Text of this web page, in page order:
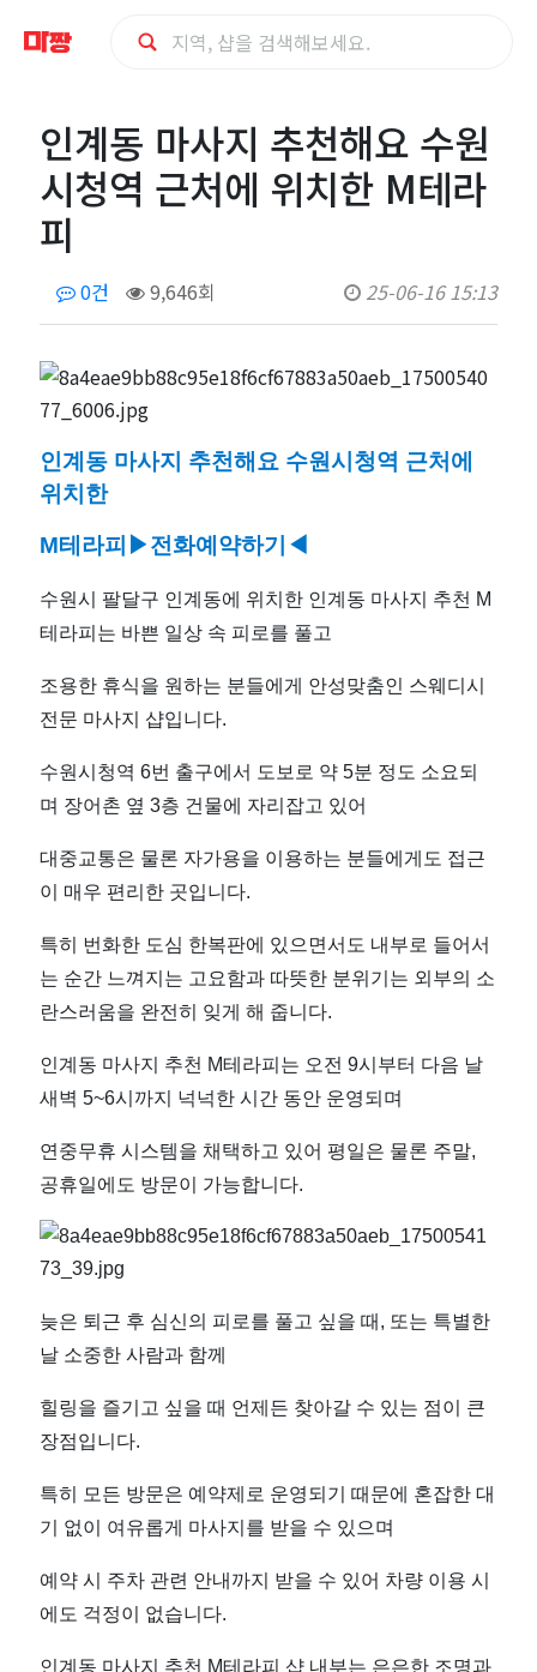
동
사
지
추
천
해
요
수
원
시
청
역
근
처
에
위
치
한
테
라
피
｜
근
인계동 마사지 추천해요 수원
시청역 근처에 위치한 M테라
피
0건 9,646회 25-06-16 15:13
인계동 마사지 추천해요 수원시청역 근처에
위치한
M테라피 ▶전화예약하기◀
수원시 팔달구 인계동에 위치한 인계동 마사지 추천 M
테라피는 바쁜 일상 속 피로를 풀고
조용한 휴식을 원하는 분들에게 안성맞춤인 스웨디시
전문 마사지 샵입니다.
수원시청역 6번 출구에서 도보로 약 5분 정도 소요되
며 장어촌 옆 3층 건물에 자리잡고 있어
대중교통은 물론 자가용을 이용하는 분들에게도 접근
이 매우 편리한 곳입니다.
특히 번화한 도심 한복판에 있으면서도 내부로 들어서
는 순간 느껴지는 고요함과 따뜻한 분위기는 외부의 소
란스러움을 완전히 잊게 해 줍니다.
인계동 마사지 추천 M테라피는 오전 9시부터 다음 날
새벽 5~6시까지 넉넉한 시간 동안 운영되며
연중무휴 시스템을 채택하고 있어 평일은 물론 주말,
공휴일에도 방문이 가능합니다.
늦은 퇴근 후 심신의 피로를 풀고 싶을 때, 또는 특별한
날 소중한 사람과 함께
힐링을 즐기고 싶을 때 언제든 찾아갈 수 있는 점이 큰
장점입니다.
특히 모든 방문은 예약제로 운영되기 때문에 혼잡한 대
기 없이 여유롭게 마사지를 받을 수 있으며
예약 시 주차 관련 안내까지 받을 수 있어 차량 이용 시
에도 걱정이 없습니다.
인계동 마사지 추천 M테라피 샵 내부는 은은한 조명과